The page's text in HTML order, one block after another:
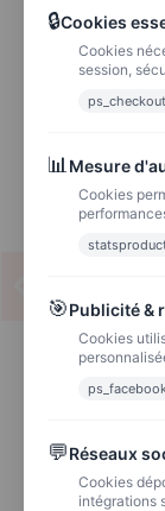
Réf 23
Stickers
2,08 €
🔒Cookies
Cookies
session,
ps_checkout
📊 Mesure
Cookies
🎯Publicité &
Cookies
💬Réseaux
Cookies
intégrations